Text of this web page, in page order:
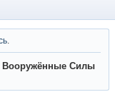
Вооружённые Силы